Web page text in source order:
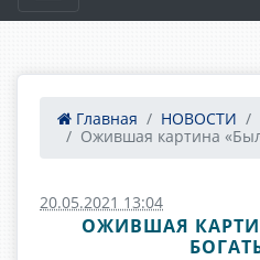
Главная НОВОСТИ
Ожившая картина
20.05.2021 13:04
ОЖИВШАЯ